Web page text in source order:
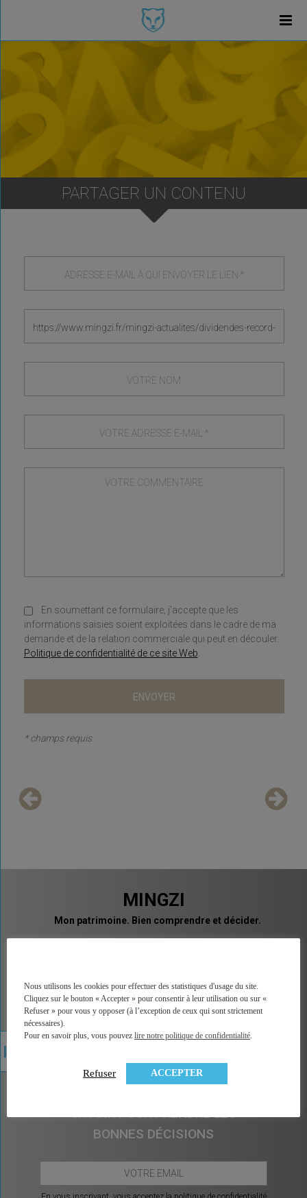
PARTAGER UN CONTENU
En soumettant ce formulaire, j'accepte que les
informations saisies soient exploitées dans le cadre de ma
demande et de la relation commerciale qui peut en découler.
Politique de confidentialité de ce site Web
* champs requis
MINGZI
Mon patrimoine. Bien comprendre et décider.
direct à la bonne information, à une analyse factuelle
de plus de 350 contrats du marché, et sans arrière
pensée car MINGZI ne vend ni conseil ni placement.
MINGZI existe pour éclairer votre route, pour vous
rendre le choix et la décision plus faciles et plus
sereins.
SAVOIR POUR PRENDRE LES
BONNES DÉCISIONS
Nous utilisons les cookies pour effectuer des statistiques d'usage du site.
Cliquez sur le bouton « Accepter » pour consentir à leur utilisation ou sur «
Refuser » pour vous y opposer (à l’exception de ceux qui sont strictement
nécessaires).
Pour en savoir plus, vous pouvez lire notre politique de confidentialité
Refuser ACCEPTER